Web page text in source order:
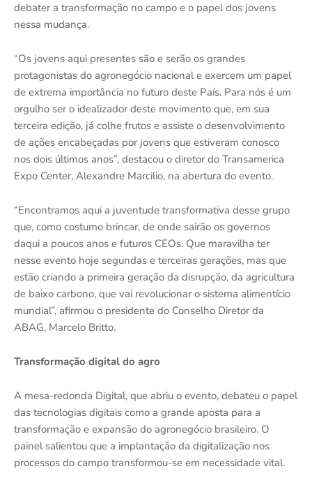
debater a transformação no campo e o papel dos jovens
nessa mudança.
“Os jovens aqui presentes são e serão os grandes
protagonistas do agronegócio nacional e exercem um papel
de extrema importância no futuro deste País. Para nós é um
orgulho ser o idealizador deste movimento que, em sua
terceira edição, já colhe frutos e assiste o desenvolvimento
de ações encabeçadas por jovens que estiveram conosco
nos dois últimos anos”, destacou o diretor do Transamerica
Expo Center, Alexandre Marcilio, na abertura do evento.
“Encontramos aqui a juventude transformativa desse grupo
que, como costumo brincar, de onde sairão os governos
daqui a poucos anos e futuros CEOs. Que maravilha ter
nesse evento hoje segundas e terceiras gerações, mas que
estão criando a primeira geração da disrupção, da agricultura
de baixo carbono, que vai revolucionar o sistema alimentício
mundial”, afirmou o presidente do Conselho Diretor da
ABAG, Marcelo Britto.
Transformação digital do agro
A mesa-redonda Digital, que abriu o evento, debateu o papel
das tecnologias digitais como a grande aposta para a
transformação e expansão do agronegócio brasileiro. O
painel salientou que a implantação da digitalização nos
processos do campo transformou-se em necessidade vital.